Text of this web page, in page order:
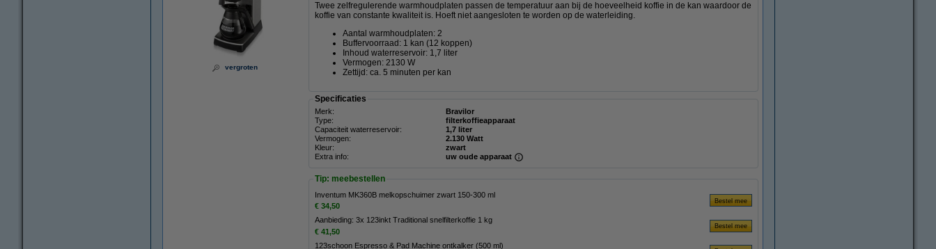
vergroten
Twee zelfregulerende warmhoudplaten passen de temperatuur aan bij de hoeveelheid koffie in de kan waardoor de
koffie van constante kwaliteit is. Hoeft niet aangesloten te worden op de waterleiding.
Aantal warmhoudplaten: 2
Buffervoorraad: 1 kan (12 koppen)
Inhoud waterreservoir: 1,7 liter
Vermogen: 2130 W
Zettijd: ca. 5 minuten per kan
Specificaties
Merk:
Bravilor
Type:
filterkoffieapparaat
Capaciteit waterreservoir:
1,7 liter
Vermogen:
2.130 Watt
Kleur:
zwart
Extra info:
uw oude apparaat
Tip: meebestellen
Inventum MK360B melkopschuimer zwart 150-300 ml
€ 34,50
Aanbieding: 3x 123inkt Traditional snelfilterkoffie 1 kg
€ 41,50
123schoon Espresso & Pad Machine ontkalker (500 ml)